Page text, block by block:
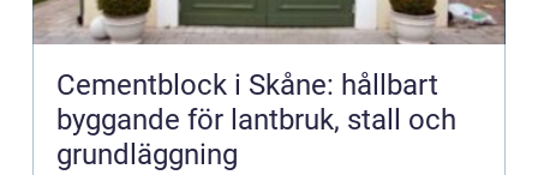
Cementblock i Skåne: hållbart
byggande för lantbruk, stall och
grundläggning